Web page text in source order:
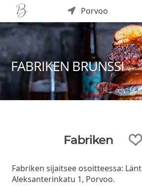
Porvoo
FABRIKEN BRUNSSI
Fabriken
Fabriken sijaitsee osoitteessa:
Aleksanterinkatu 1, Porvoo.